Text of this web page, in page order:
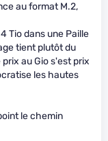
au format M.2,
Tio dans une Paille
tient plutôt du
au Gio s'est prix
les hautes
le chemin